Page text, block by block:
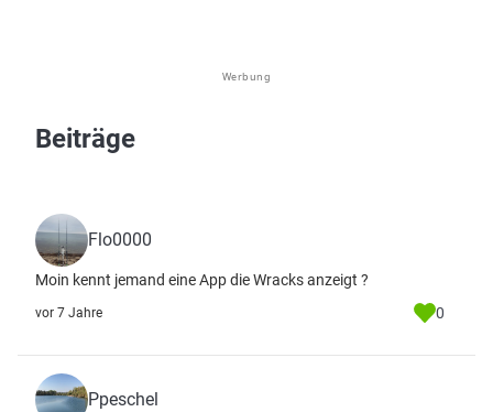
Werbung
Beiträge
Flo0000
Moin kennt jemand eine App die Wracks anzeigt ?
vor 7 Jahre 0
Ppeschel